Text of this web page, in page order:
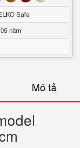
Safe
05 năm
Mô tả